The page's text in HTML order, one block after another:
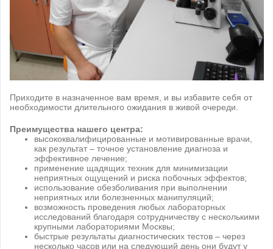
Приходите в назначенное вам время, и вы избавите себя от
необходимости длительного ожидания в живой очереди.
Преимущества нашего центра:
высококвалифицированные и мотивированные врачи,
как результат – точное установление диагноза и
эффективное лечение;
применение щадящих техник для минимизации
неприятных ощущений и риска побочных эффектов;
использование обезболивания при выполнении
неприятных или болезненных манипуляций;
возможность проведения любых лабораторных
исследований благодаря сотрудничеству с несколькими
крупными лабораториями Москвы;
быстрые результаты диагностических тестов – через
несколько часов или на следующий день они будут у